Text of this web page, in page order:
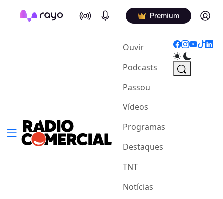
On Air Podcasts Premium Log in
Ouvir(current)
Podcasts
Passou
Vídeos
Programas
Destaques
TNT
Notícias